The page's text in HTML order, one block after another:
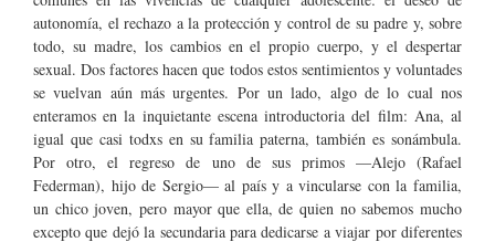
autonomía, el rechazo a la protección y control de su padre y, sobre
todo, su madre, los cambios en el propio cuerpo, y el despertar
sexual. Dos factores hacen que todos estos sentimientos y voluntades
se vuelvan aún más urgentes. Por un lado, algo de lo cual nos
enteramos en la inquietante escena introductoria del film: Ana, al
igual que casi todxs en su familia paterna, también es sonámbula.
Por otro, el regreso de uno de sus primos —Alejo (Rafael
Federman), hijo de Sergio— al país y a vincularse con la familia,
un chico joven, pero mayor que ella, de quien no sabemos mucho
excepto que dejó la secundaria para dedicarse a viajar por diferentes